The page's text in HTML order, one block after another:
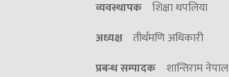
व्यवस्थापक शिक्षा थपलिया
अध्यक्ष तीर्थमणि अधिकारी
प्रबन्ध सम्पादक शान्तिराम नेपाल